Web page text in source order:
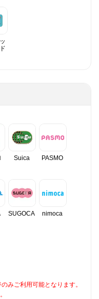
Suica PASMO
SUGOCA nimoca
みご利用可能となります。